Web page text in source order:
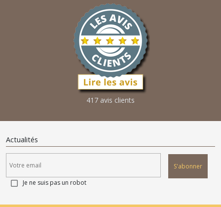
417 avis clients
Actualités
S'abonner
Je ne suis pas un robot